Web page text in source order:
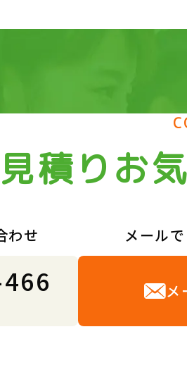
積りお
わせ メール
メ